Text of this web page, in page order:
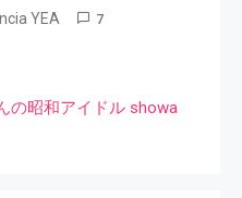
YEA 7
の昭和アイドル showa